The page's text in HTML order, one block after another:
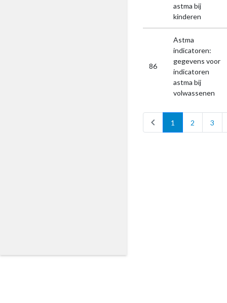
astma bij
kinderen
86
Astma
indicatoren:
gegevens voor
indicatoren
astma bij
volwassenen
chevron_left 1 2 3